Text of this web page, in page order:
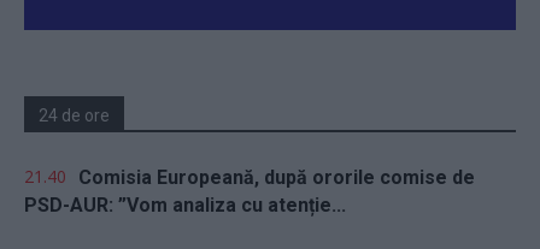
24 de ore
21.40
Comisia Europeană, după ororile comise de
PSD-AUR: ”Vom analiza cu atenție...